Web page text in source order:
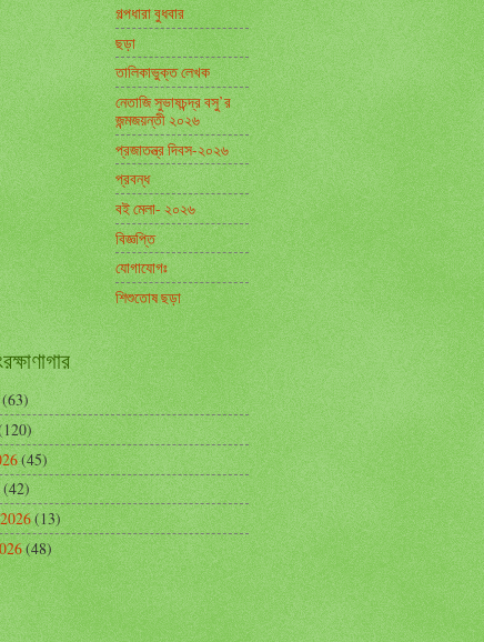
গল্পধারা বুধবার
ছড়া
তালিকাভুক্ত লেখক
নেতাজি সুভাষচন্দ্র বসু’র
জন্মজয়ন্তী ২০২৬
প্রজাতন্ত্র দিবস-২০২৬
প্রবন্ধ
বই মেলা- ২০২৬
বিজ্ঞপ্তি
যোগাযোগঃ
শিশুতোষ ছড়া
(63)
(45)
(42)
2026(13)
(48)